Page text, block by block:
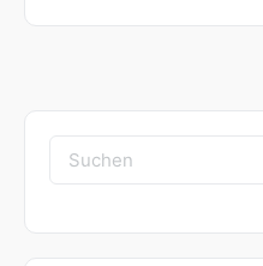
Suchen
nach: